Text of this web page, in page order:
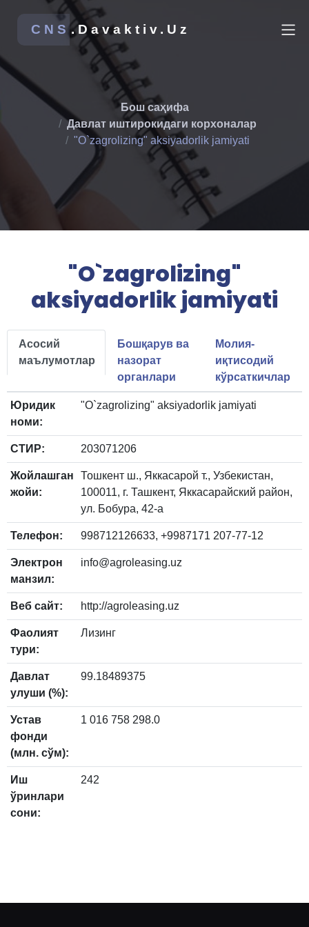
CNS.Davaktiv.Uz
Бош саҳифа
Давлат иштирокидаги корхоналар
"O`zagrolizing" aksiyadorlik jamiyati
"O`zagrolizing"
aksiyadorlik jamiyati
Асосий
маълумотлар
Бошқарув ва
назорат
органлари
Молия-
иқтисодий
кўрсаткичлар
Юридик
номи:
"O`zagrolizing" aksiyadorlik jamiyati
СТИР: 203071206
Жойлашган
жойи:
Тошкент ш., Яккасарой т., Узбекистан,
100011, г. Ташкент, Яккасарайский район,
ул. Бобура, 42-а
Телефон: 998712126633, +9987171 207-77-12
Электрон
манзил:
info@agroleasing.uz
Веб сайт: http://agroleasing.uz
Фаолият
тури:
Лизинг
Давлат
улуши (%):
99.18489375
Устав
фонди
(млн. сўм):
1 016 758 298.0
Иш
ўринлари
сони:
242